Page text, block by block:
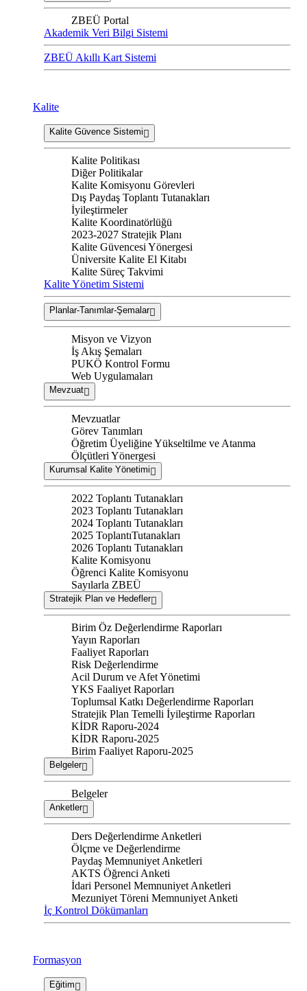
ZBEÜ Portal
Akademik Veri Bilgi Sistemi
ZBEÜ Akıllı Kart Sistemi
Kalite
Kalite Güvence Sistemi
Kalite Politikası
Diğer Politikalar
Kalite Komisyonu Görevleri
Dış Paydaş Toplantı Tutanakları
İyileştirmeler
Kalite Koordinatörlüğü
2023-2027 Stratejik Planı
Kalite Güvencesi Yönergesi
Üniversite Kalite El Kitabı
Kalite Süreç Takvimi
Kalite Yönetim Sistemi
Planlar-Tanımlar-Şemalar
Misyon ve Vizyon
İş Akış Şemaları
PUKÖ Kontrol Formu
Web Uygulamaları
Mevzuat
Mevzuatlar
Görev Tanımları
Öğretim Üyeliğine Yükseltilme ve Atanma
Ölçütleri Yönergesi
Kurumsal Kalite Yönetimi
2022 Toplantı Tutanakları
2023 Toplantı Tutanakları
2024 Toplantı Tutanakları
2025 ToplantıTutanakları
2026 Toplantı Tutanakları
Kalite Komisyonu
Öğrenci Kalite Komisyonu
Sayılarla ZBEÜ
Stratejik Plan ve Hedefler
Birim Öz Değerlendirme Raporları
Yayın Raporları
Faaliyet Raporları
Risk Değerlendirme
Acil Durum ve Afet Yönetimi
YKS Faaliyet Raporları
Toplumsal Katkı Değerlendirme Raporları
Stratejik Plan Temelli İyileştirme Raporları
KİDR Raporu-2024
KİDR Raporu-2025
Birim Faaliyet Raporu-2025
Belgeler
Belgeler
Anketler
Ders Değerlendirme Anketleri
Ölçme ve Değerlendirme
Paydaş Memnuniyet Anketleri
AKTS Öğrenci Anketi
İdari Personel Memnuniyet Anketleri
Mezuniyet Töreni Memnuniyet Anketi
İç Kontrol Dökümanları
Formasyon
Eğitim